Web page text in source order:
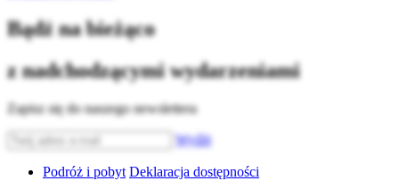
Bądź na bieżąco
z nadchodzącymi wydarzeniami
Zapisz się do naszego newslettera
Wyślij
Podróż i pobyt Deklaracja dostępności